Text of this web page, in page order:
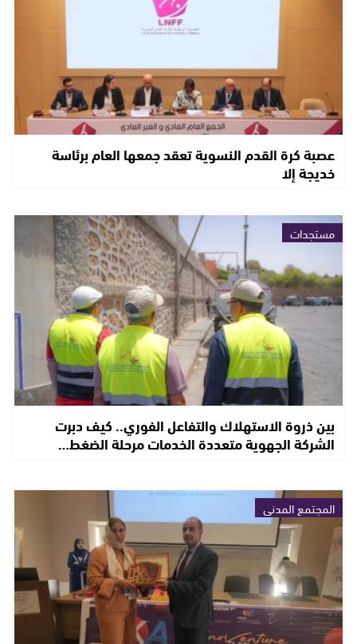
عصبة كرة القدم النسوية تعقد جمعها العام برئاسة
خديجة إلا
مستجدات
بين ذروة الاستهلاك والتفاعل الفوري.. كيف دبرت
الشركة الجهوية متعددة الخدمات مرحلة الضغط…
المجتمع المدني